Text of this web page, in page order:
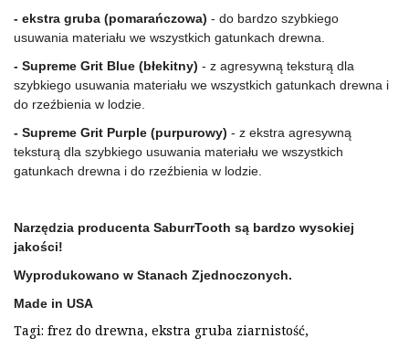
- ekstra gruba (pomarańczowa) - do bardzo szybkiego
usuwania materiału we wszystkich gatunkach drewna.
- Supreme Grit Blue (błekitny) - z agresywną teksturą dla
szybkiego usuwania materiału we wszystkich gatunkach drewna i
do rzeźbienia w lodzie.
- Supreme Grit Purple (purpurowy) - z ekstra agresywną
teksturą dla szybkiego usuwania materiału we wszystkich
gatunkach drewna i do rzeźbienia w lodzie.
Narzędzia producenta SaburrTooth są bardzo wysokiej
jakości!
Wyprodukowano w Stanach Zjednoczonych.
Made in USA
Tagi: frez do drewna, ekstra gruba ziarnistość,